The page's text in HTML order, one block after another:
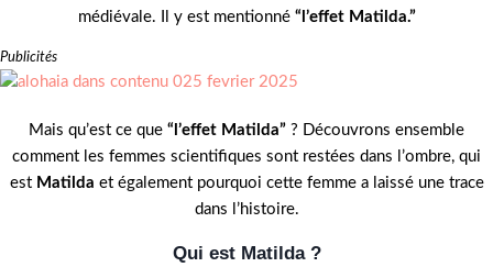
médiévale. Il y est mentionné “l’effet Matilda.”
Publicités
Mais qu’est ce que “l’effet Matilda” ? Découvrons ensemble
comment les femmes scientifiques sont restées dans l’ombre, qui
est Matilda et également pourquoi cette femme a laissé une trace
dans l’histoire.
Qui est Matilda ?